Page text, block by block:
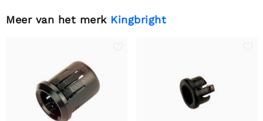
Meer van het merk Kingbright